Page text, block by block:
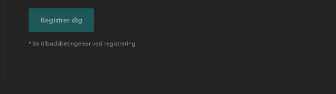
Registrer dig
* Se tilbudsbetingelser ved registrering